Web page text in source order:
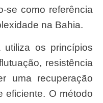
se como referência
na Bahia.
resistência
uma recuperação
eficiente. O método